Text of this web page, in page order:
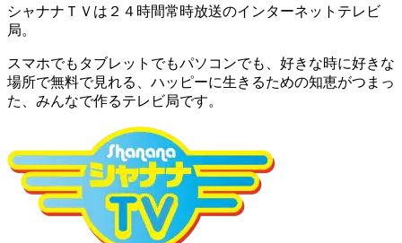
シャナナＴＶは２４時間常時放送のインターネットテレビ
局。
スマホでもタブレットでもパソコンでも、好きな時に好きな
場所で無料で見れる、 ハッピーに生きるための知恵がつまっ
た、みんなで作るテレビ局です。